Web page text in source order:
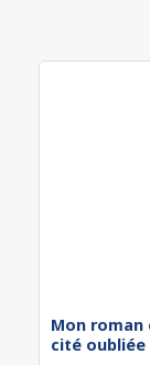
Mon roman
cité oubliée